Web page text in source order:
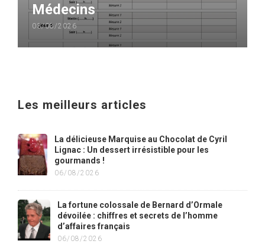
Médecins
03/08/2026
Les meilleurs articles
La délicieuse Marquise au Chocolat de Cyril
Lignac : Un dessert irrésistible pour les
gourmands !
06/08/2026
La fortune colossale de Bernard d’Ormale
dévoilée : chiffres et secrets de l’homme
d’affaires français
06/08/2026